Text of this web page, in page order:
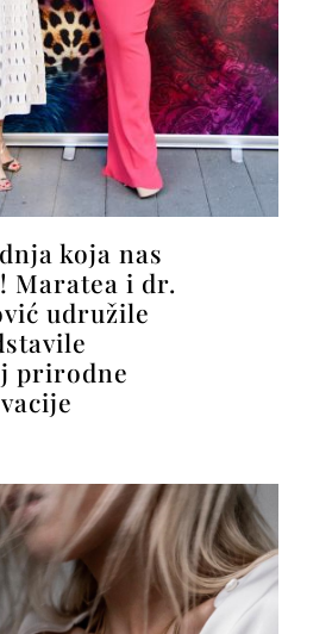
koja nas
Maratea i dr.
udružile
prirodne